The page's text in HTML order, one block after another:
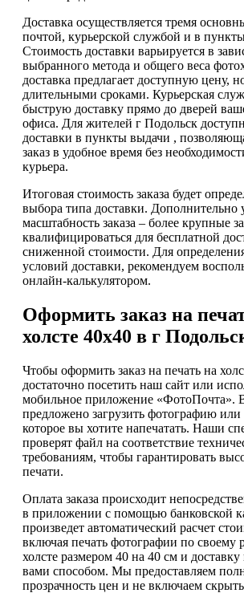
Доставка осуществляется тремя
почтой, курьерской службой и в
Стоимость доставки варьируется в
выбранного метода и общего веса
доставка предлагает доступную цену,
длительными сроками. Курьерская
быструю доставку прямо до дверей
офиса. Для жителей г Подольск
доставки в пункты выдачи ,
заказ в удобное время без
курьера.
Итоговая стоимость заказа будет
выбора типа доставки. Дополнительно
масштабность заказа – более крупные
квалифицироваться для бесплатной
сниженной стоимости. Для
условий доставки, рекомендуем
онлайн-калькулятором.
Оформить заказ на
холсте 40х40 в г
Чтобы оформить заказ на печать на
достаточно посетить наш сайт или
мобильное приложение «ФотоПочта».
предложено загрузить фотографию или
которое вы хотите напечатать. Наши
проверят файл на соответствие
требованиям, чтобы гарантировать
печати.
Оплата заказа происходит
в приложении с помощью банковской
произведет автоматический расчет
включая печать фотографии по своему
холсте размером 40 на 40 см и
вами способом. Мы предоставляем
прозрачность цен и не включаем